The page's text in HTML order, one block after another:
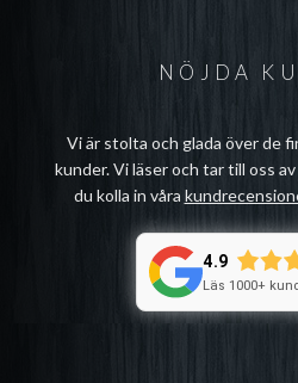
NÖJDA
Vi är stolta och glada över de
kunder. Vi läser och tar till oss
du kolla in våra
4.9
Läs 1000+